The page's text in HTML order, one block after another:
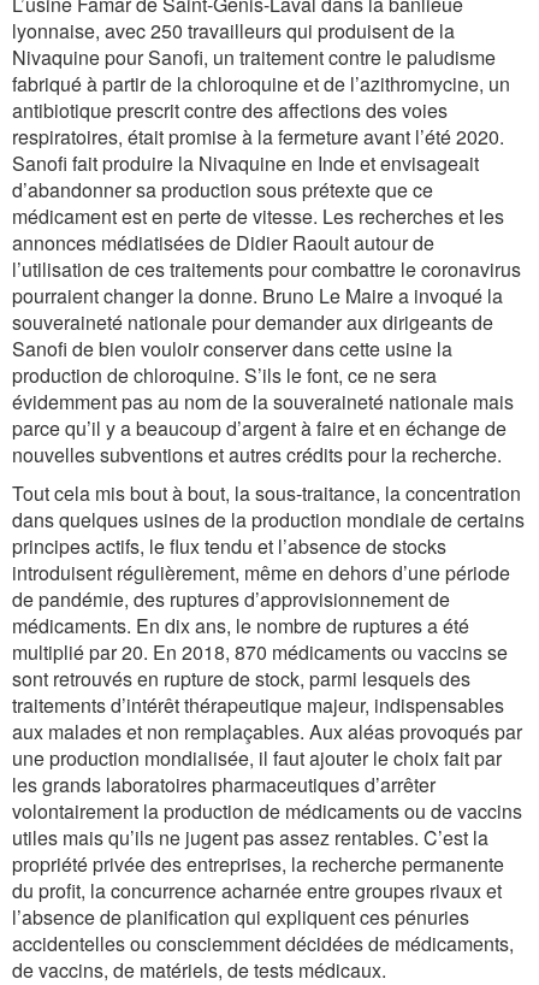
lyonnaise, avec 250 travailleurs qui produisent de la
Nivaquine pour Sanofi, un traitement contre le paludisme
fabriqué à partir de la chloroquine et de l’azithromycine, un
antibiotique prescrit contre des affections des voies
respiratoires, était promise à la fermeture avant l’été 2020.
Sanofi fait produire la Nivaquine en Inde et envisageait
d’abandonner sa production sous prétexte que ce
médicament est en perte de vitesse. Les recherches et les
annonces médiatisées de Didier Raoult autour de
l’utilisation de ces traitements pour combattre le coronavirus
pourraient changer la donne. Bruno Le Maire a invoqué la
souveraineté nationale pour demander aux dirigeants de
Sanofi de bien vouloir conserver dans cette usine la
production de chloroquine. S’ils le font, ce ne sera
évidemment pas au nom de la souveraineté nationale mais
parce qu’il y a beaucoup d’argent à faire et en échange de
nouvelles subventions et autres crédits pour la recherche.
Tout cela mis bout à bout, la sous-traitance, la concentration
dans quelques usines de la production mondiale de certains
principes actifs, le flux tendu et l’absence de stocks
introduisent régulièrement, même en dehors d’une période
de pandémie, des ruptures d’approvisionnement de
médicaments. En dix ans, le nombre de ruptures a été
multiplié par 20. En 2018, 870 médicaments ou vaccins se
sont retrouvés en rupture de stock, parmi lesquels des
traitements d’intérêt thérapeutique majeur, indispensables
aux malades et non remplaçables. Aux aléas provoqués par
une production mondialisée, il faut ajouter le choix fait par
les grands laboratoires pharmaceutiques d’arrêter
volontairement la production de médicaments ou de vaccins
utiles mais qu’ils ne jugent pas assez rentables. C’est la
propriété privée des entreprises, la recherche permanente
du profit, la concurrence acharnée entre groupes rivaux et
l’absence de planification qui expliquent ces pénuries
accidentelles ou consciemment décidées de médicaments,
de vaccins, de matériels, de tests médicaux.